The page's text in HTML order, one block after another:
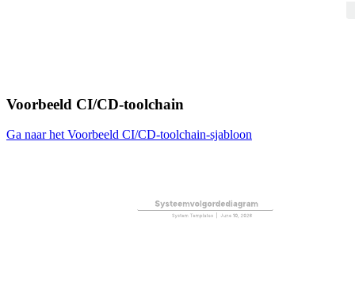
Voorbeeld CI/CD-toolchain
Ga naar het Voorbeeld CI/CD-toolchain-sjabloon